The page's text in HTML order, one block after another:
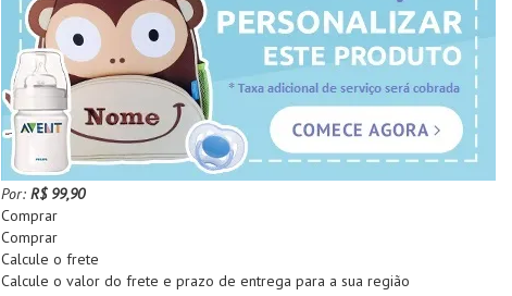
Por: R$ 99,90
Comprar
Comprar
Calcule o frete
Calcule o valor do frete e prazo de entrega para a sua região